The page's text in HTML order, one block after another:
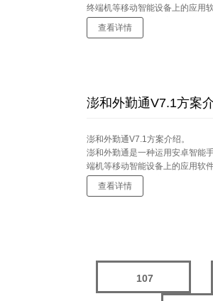
终端机等移动智能设备上的应用
时定位、活动轨迹、安全保障、
能：实时定位（手机定位、车辆
查看详情
澎和外勤通V7.1方案
澎和外勤通V7.1方案介绍。
澎和外勤通是一种运用安卓智能
端机等移动智能设备上的应用软
定位、活动轨迹、安全保障、考
能：实时定位、轨迹查询、电子
查看详情
107